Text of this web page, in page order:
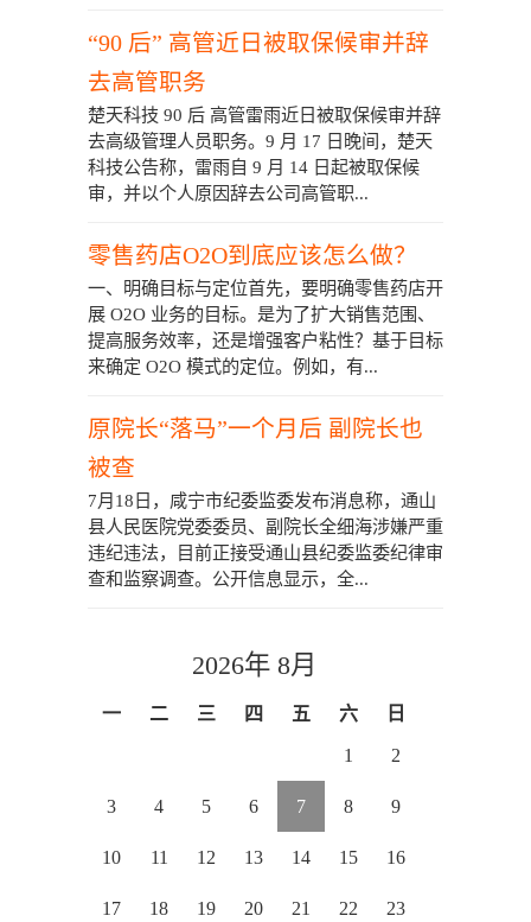
“90 后” 高管近日被取保候审并辞
去高管职务
楚天科技 90 后 高管雷雨近日被取保候审并辞
去高级管理人员职务。9 月 17 日晚间，楚天
科技公告称，雷雨自 9 月 14 日起被取保候
审，并以个人原因辞去公司高管职...
零售药店O2O到底应该怎么做？
一、明确目标与定位首先，要明确零售药店开
展 O2O 业务的目标。是为了扩大销售范围、
提高服务效率，还是增强客户粘性？基于目标
来确定 O2O 模式的定位。例如，有...
原院长“落马”一个月后 副院长也
被查
7月18日，咸宁市纪委监委发布消息称，通山
县人民医院党委委员、副院长全细海涉嫌严重
违纪违法，目前正接受通山县纪委监委纪律审
查和监察调查。公开信息显示，全...
2026年 8月
一 二 三 四 五 六 日
1 2
3 4 5 6 7 8 9
10 11 12 13 14 15 16
17 18 19 20 21 22 23